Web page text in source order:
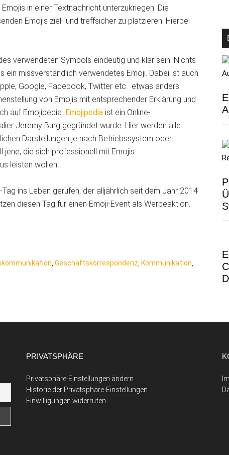
in einer Textnachricht unterzukriegen. Die
Emojis ziel- und treffsicher zu platzieren. Hierbei
verwendeten Symbols eindeutig und klar sein. Nichts
ein missverständlich verwendetes Emoji. Dabei ist auch
Google, Facebook, Twitter etc. etwas anders
von Emojis mit entsprechender Erklärung und
auf Emojipedia. Emojipedia ist ein Online-
Jeremy Burg gegründet wurde. Hier werden alle
Darstellungen je nach Betriebssystem oder
jene, die sich professionell mit Emojis
leisten wollen.
ins Leben gerufen, der alljährlich seit dem Jahr 2014
diesen Tag für einen Emoji-Event als Werbeaktion.
Geschäftskorrespondenz Kommunikation
PRIVATSPHÄRE
Privatsphäre-Einstellungen ändern
Historie der Privatsphäre-Einstellungen
Einwilligungen widerrufen